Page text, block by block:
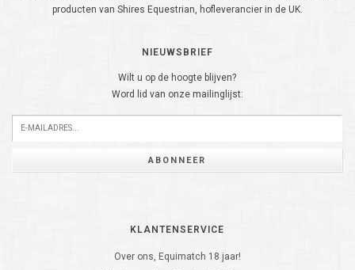
producten van Shires Equestrian, hofleverancier in de UK.
NIEUWSBRIEF
Wilt u op de hoogte blijven?
Word lid van onze mailinglijst:
ABONNEER
KLANTENSERVICE
Over ons, Equimatch 18 jaar!